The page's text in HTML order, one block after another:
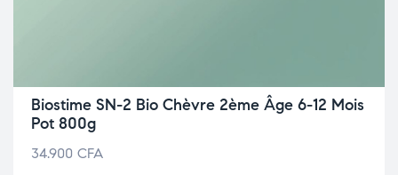
Biostime SN-2 Bio Chèvre 2ème Âge 6-12 Mois
Pot 800g
34.900 CFA